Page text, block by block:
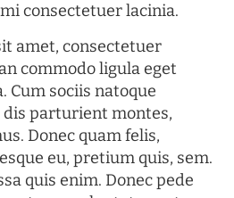
consectetuer lacinia.
amet, consectetuer
commodo ligula eget
Cum sociis natoque
parturient montes,
Donec quam felis,
eu, pretium quis, sem.
quis enim. Donec pede